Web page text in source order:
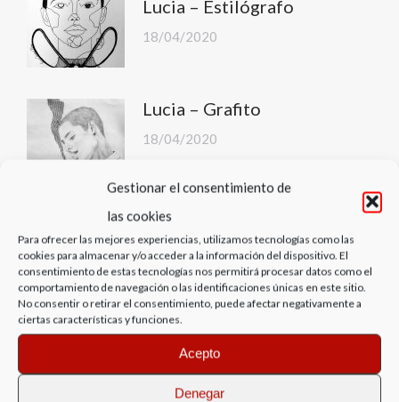
Gestionar el consentimiento de
las cookies
Para ofrecer las mejores experiencias, utilizamos tecnologías como las
cookies para almacenar y/o acceder a la información del dispositivo. El
consentimiento de estas tecnologías nos permitirá procesar datos como el
comportamiento de navegación o las identificaciones únicas en este sitio.
No consentir o retirar el consentimiento, puede afectar negativamente a
ciertas características y funciones.
Acepto
Denegar
Lucia – Estilógrafo
18/04/2020
Lucia – Grafito
18/04/2020
Calu Project – Lucía y Carlos
13/04/2020
Asfalto – Carlos